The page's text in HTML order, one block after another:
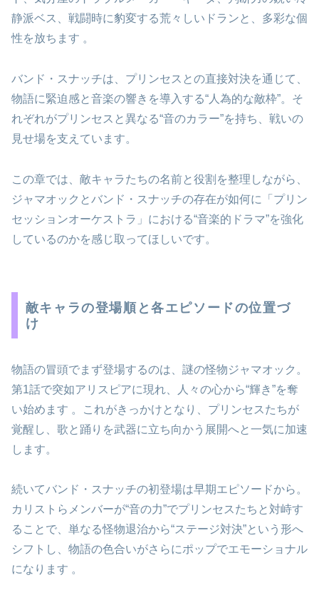
静派ベス、戦闘時に豹変する荒々しいドランと、多彩な個
性を放ちます 。
バンド・スナッチは、プリンセスとの直接対決を通じて、
物語に緊迫感と音楽の響きを導入する“人為的な敵枠”。そ
れぞれがプリンセスと異なる“音のカラー”を持ち、戦いの
見せ場を支えています。
この章では、敵キャラたちの名前と役割を整理しながら、
ジャマオックとバンド・スナッチの存在が如何に「プリン
セッションオーケストラ」における“音楽的ドラマ”を強化
しているのかを感じ取ってほしいです。
敵キャラの登場順と各エピソードの位置づ
け
物語の冒頭でまず登場するのは、謎の怪物ジャマオック。
第1話で突如アリスピアに現れ、人々の心から“輝き”を奪
い始めます 。これがきっかけとなり、プリンセスたちが
覚醒し、歌と踊りを武器に立ち向かう展開へと一気に加速
します。
続いてバンド・スナッチの初登場は早期エピソードから。
カリストらメンバーが“音の力”でプリンセスたちと対峙す
ることで、単なる怪物退治から“ステージ対決”という形へ
シフトし、物語の色合いがさらにポップでエモーショナル
になります 。